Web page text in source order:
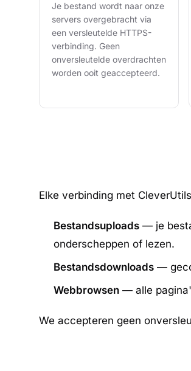
Je bestand wordt naar onze
servers overgebracht via
een versleutelde HTTPS-
verbinding. Geen
onversleutelde overdrachten
worden ooit geaccepteerd.
Elke verbinding met
Bestandsuploads — je
onderscheppen of lezen.
Bestandsdownloads —
Webbrowsen — alle
We accepteren geen